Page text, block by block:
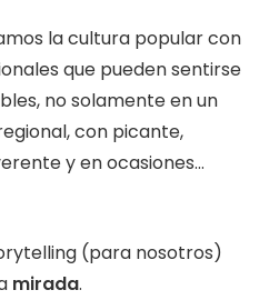
la cultura popular con
que pueden sentirse
no solamente en un
con picante,
y en ocasiones…
(para nosotros)
mirada.